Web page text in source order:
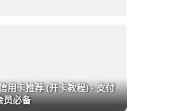
用卡推荐 (开卡教程) - 支付
员必备